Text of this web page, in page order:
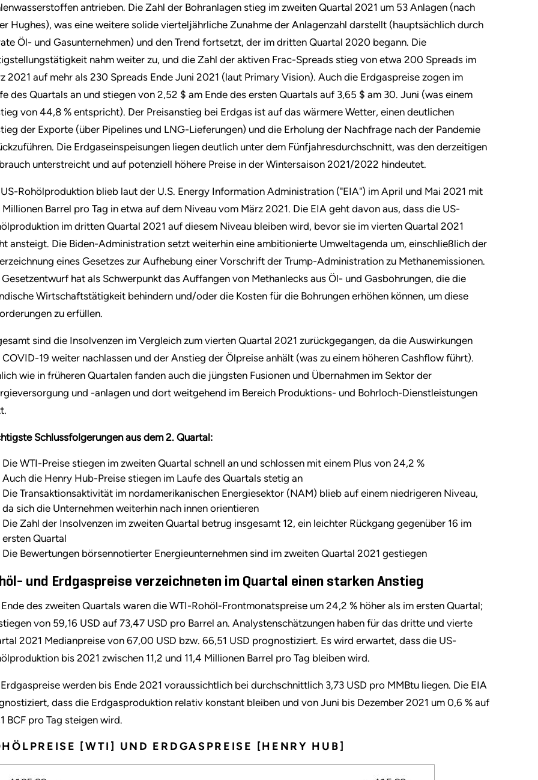
antrieben. Die Zahl der Bohranlagen stieg im zweiten Quartal 2021 um 53 Anlagen (nach
Hughes), was eine weitere solide vierteljährliche Zunahme der Anlagenzahl darstellt (hauptsächlich durch
Öl- und Gasunternehmen) und den Trend fortsetzt, der im dritten Quartal 2020 begann. Die
nahm weiter zu, und die Zahl der aktiven Frac-Spreads stieg von etwa 200 Spreads im
2021 auf mehr als 230 Spreads Ende Juni 2021 (laut Primary Vision). Auch die Erdgaspreise zogen im
des Quartals an und stiegen von 2,52 $ am Ende des ersten Quartals auf 3,65 $ am 30. Juni (was einem
von 44,8 % entspricht). Der Preisanstieg bei Erdgas ist auf das wärmere Wetter, einen deutlichen
der Exporte (über Pipelines und LNG-Lieferungen) und die Erholung der Nachfrage nach der Pandemie
Die Erdgaseinspeisungen liegen deutlich unter dem Fünfjahresdurchschnitt, was den derzeitigen
unterstreicht und auf potenziell höhere Preise in der Wintersaison 2021/2022 hindeutet.
Rohölproduktion blieb laut der U.S. Energy Information Administration ("EIA") im April und Mai 2021 mit
Millionen Barrel pro Tag in etwa auf dem Niveau vom März 2021. Die EIA geht davon aus, dass die US-
im dritten Quartal 2021 auf diesem Niveau bleiben wird, bevor sie im vierten Quartal 2021
ansteigt. Die Biden-Administration setzt weiterhin eine ambitionierte Umweltagenda um, einschließlich der
eines Gesetzes zur Aufhebung einer Vorschrift der Trump-Administration zu Methanemissionen.
Gesetzentwurf hat als Schwerpunkt das Auffangen von Methanlecks aus Öl- und Gasbohrungen, die die
Wirtschaftstätigkeit behindern und/oder die Kosten für die Bohrungen erhöhen können, um diese
zu erfüllen.
sind die Insolvenzen im Vergleich zum vierten Quartal 2021 zurückgegangen, da die Auswirkungen
19 weiter nachlassen und der Anstieg der Ölpreise anhält (was zu einem höheren Cashflow führt).
wie in früheren Quartalen fanden auch die jüngsten Fusionen und Übernahmen im Sektor der
und -anlagen und dort weitgehend im Bereich Produktions- und Bohrloch-Dienstleistungen
Schlussfolgerungen aus dem 2. Quartal:
Die WTI-Preise stiegen im zweiten Quartal schnell an und schlossen mit einem Plus von 24,2 %
Auch die Henry Hub-Preise stiegen im Laufe des Quartals stetig an
Die Transaktionsaktivität im nordamerikanischen Energiesektor (NAM) blieb auf einem niedrigeren Niveau,
da sich die Unternehmen weiterhin nach innen orientieren
Die Zahl der Insolvenzen im zweiten Quartal betrug insgesamt 12, ein leichter Rückgang gegenüber 16 im
ersten Quartal
Die Bewertungen börsennotierter Energieunternehmen sind im zweiten Quartal 2021 gestiegen
und Erdgaspreise verzeichneten im Quartal einen starken Anstieg
des zweiten Quartals waren die WTI-Rohöl-Frontmonatspreise um 24,2 % höher als im ersten Quartal;
von 59,16 USD auf 73,47 USD pro Barrel an. Analystenschätzungen haben für das dritte und vierte
2021 Medianpreise von 67,00 USD bzw. 66,51 USD prognostiziert. Es wird erwartet, dass die US-
bis 2021 zwischen 11,2 und 11,4 Millionen Barrel pro Tag bleiben wird.
werden bis Ende 2021 voraussichtlich bei durchschnittlich 3,73 USD pro MMBtu liegen. Die EIA
dass die Erdgasproduktion relativ konstant bleiben und von Juni bis Dezember 2021 um 0,6 % auf
BCF pro Tag steigen wird.
[WTI] UND ERDGASPREISE [HENRY HUB]